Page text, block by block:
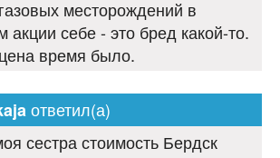
месторождений в
себе - это бред какой-то.
время было.
ответил(а)
сестра стоимость Бердск